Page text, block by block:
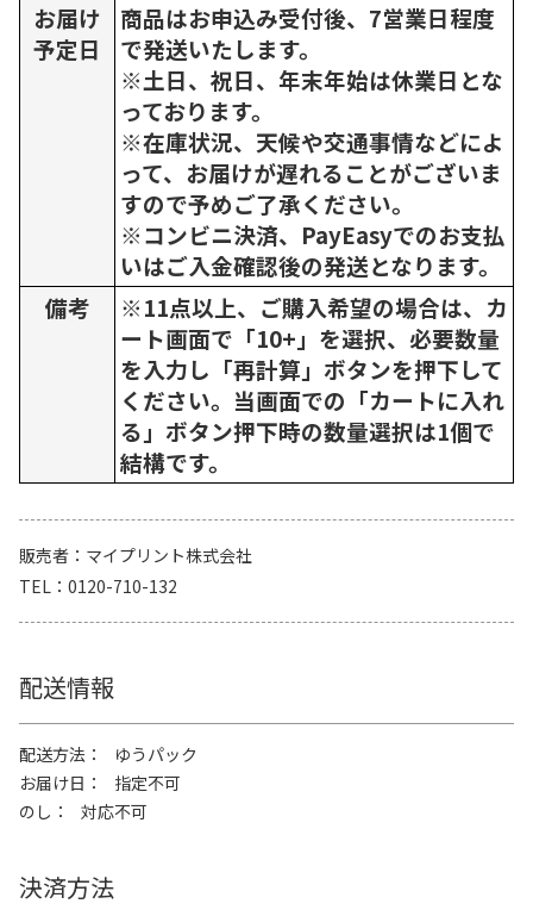
お届け
予定日
商品はお申込み受付後、7営業日程度
で発送いたします。
※土日、祝日、年末年始は休業日とな
っております。
※在庫状況、天候や交通事情などによ
って、お届けが遅れることがございま
すので予めご了承ください。
※コンビニ決済、PayEasyでのお支払
いはご入金確認後の発送となります。
備考
※11点以上、ご購入希望の場合は、カ
ート画面で「10+」を選択、必要数量
を入力し「再計算」ボタンを押下して
ください。当画面での「カートに入れ
る」ボタン押下時の数量選択は1個で
結構です。
販売者
マイプリント株式会社
TEL
0120-710-132
配送情報
配送方法
ゆうパック
お届け日
指定不可
のし
対応不可
決済方法